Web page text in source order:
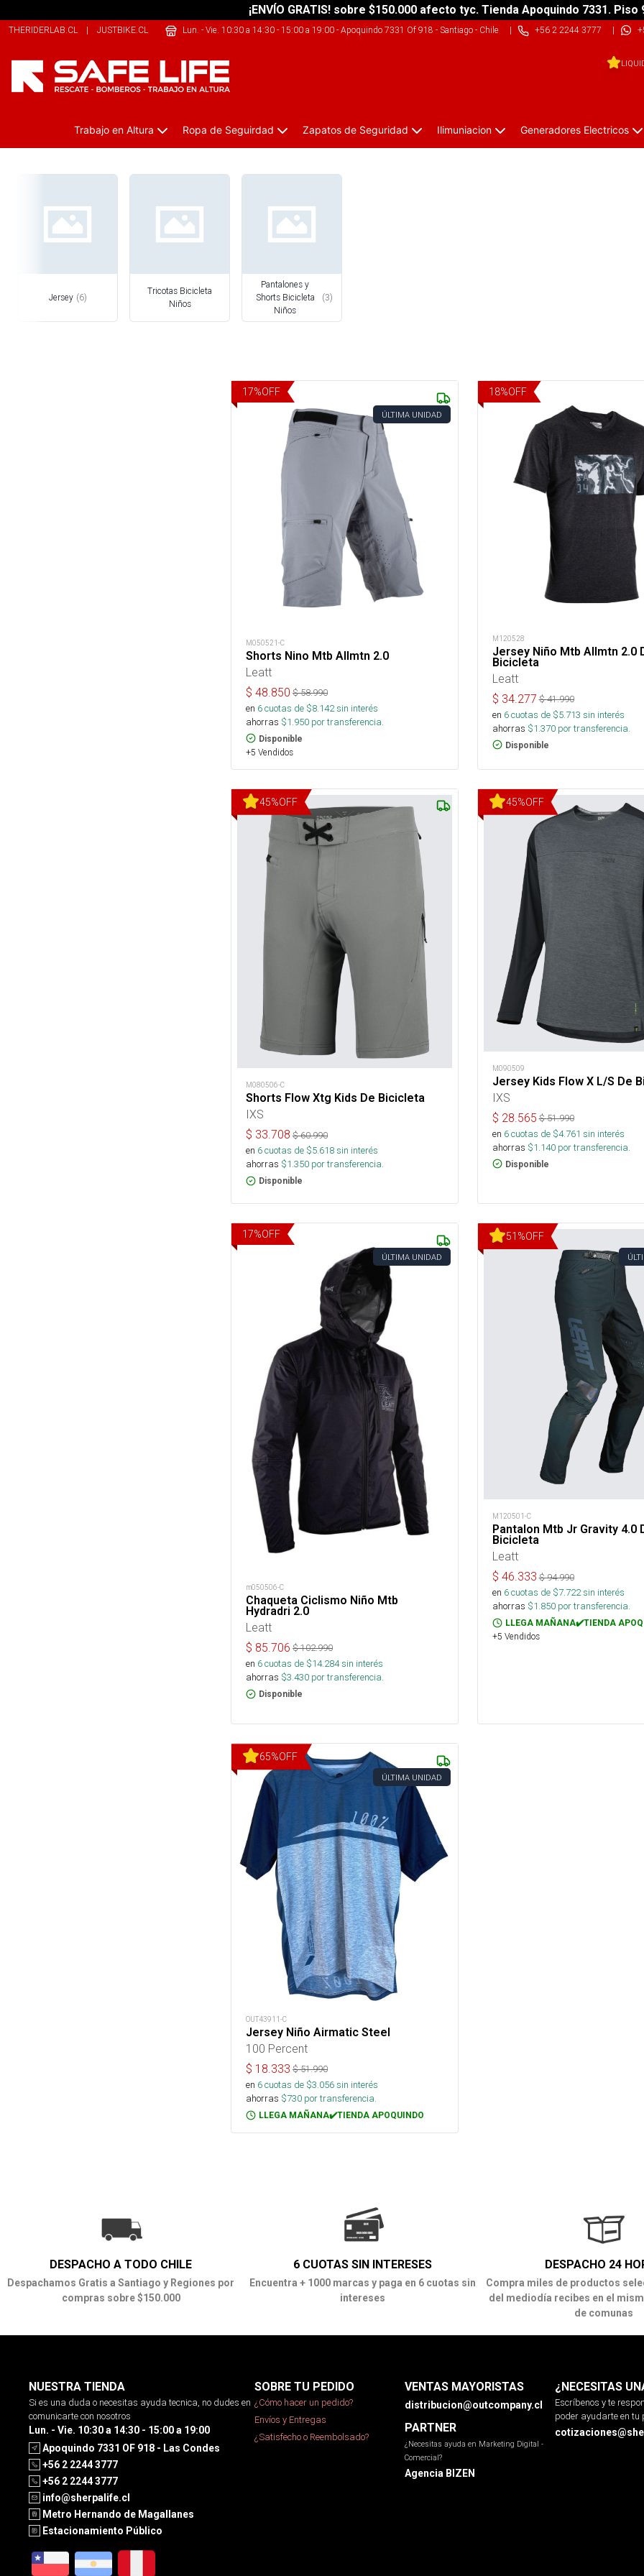
¡ENVÍO GRATIS! sobre $150.000 afecto tyc. Tienda Apoquindo 7331. Piso
THERIDERLAB.CL | JUSTBIKE.CL |SHERPALIFE.COM.AR
Lun. - Vie. 10:30 a 14:30 - 15:00 a 19:00- Apoquindo 7331 Of 918 - Santiago - Chile| +56 2 2244 3777 |
Trabajo en Altura Ropa de Seguirdad Zapatos de Seguridad Ilimuniacion Generadores Electricos
Jersey (6)
Tricotas Bicicleta
Niños
Pantalones y
Shorts Bicicleta
Niños
(3)
17%OFF
ÚLTIMA UNIDAD
M050521-C
Shorts Nino Mtb Allmtn 2.0
Leatt
$ 48.850 $58.990
en 6cuotas de $8.142sin interés
ahorras $1.950 por transferencia.
Disponible
+5 Vendidos
18%OFF
M120528
Jersey Niño Mtb Allmtn 2.0
Bicicleta
Leatt
$ 34.277 $41.990
en 6cuotas de $5.713 sin interés
ahorras $1.370por transferencia.
Disponible
45%OFF
M080506-C
Shorts Flow Xtg Kids De Bicicleta
IXS
$ 33.708 $60.990
en 6cuotas de $5.618sin interés
ahorras $1.350 por transferencia.
Disponible
45%OFF
M090509
Jersey Kids Flow X L/S De
IXS
$ 28.565 $51.990
en 6cuotas de $4.761 sin interés
ahorras $1.140por transferencia.
Disponible
17%OFF
ÚLTIMA UNIDAD
m050506-C
Chaqueta Ciclismo Niño Mtb
Hydradri 2.0
Leatt
$ 85.706 $102.990
en 6cuotas de $14.284sin interés
ahorras $3.430 por transferencia.
Disponible
51 %OFF
M120501-C
Pantalon Mtb Jr Gravity 4.0
Bicicleta
Leatt
$ 46.333 $94.990
en 6cuotas de $7.722sin interés
ahorras $1.850por transferencia.
LLEGA MAÑANA✔️TIENDA
+5 Vendidos
65%OFF
ÚLTIMA UNIDAD
OUT43911-C
Jersey Niño Airmatic Steel
100 Percent
$ 18.333 $51.990
en 6cuotas de $3.056sin interés
ahorras $730 por transferencia.
LLEGA MAÑANA✔️TIENDA APOQUINDO
DESPACHO A TODO CHILE
Despachamos Gratis a Santiago y Regiones por
compras sobre $150.000
6 CUOTAS SIN INTERESES
Encuentra + 1000 marcas y paga en 6 cuotas sin
intereses
DESPACHO 24
Compra miles de productos
del mediodía recibes en el
de comunas
NUESTRA TIENDA
Si es una duda o necesitas ayuda tecnica, no dudes en
comunicarte con nosotros
Lun. - Vie. 10:30 a 14:30 - 15:00 a 19:00
Apoquindo 7331 OF 918 - Las Condes
+56 2 2244 3777
+56 2 2244 3777
info@sherpalife.cl
Metro Hernando de Magallanes
Estacionamiento Público
SOBRE TU PEDIDO
¿Cómo hacer un pedido?
Envíos y Entregas
¿Satisfecho o Reembolsado?
VENTAS MAYORISTAS
distribucion@outcompany.cl
PARTNER
¿Necesitas ayuda en Marketing Digital -
Comercial?
Agencia BIZEN
¿NECESITAS
Escríbenos y te
poder ayudarte en tu